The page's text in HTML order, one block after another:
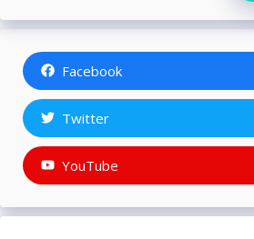
Facebook
Twitter
YouTube